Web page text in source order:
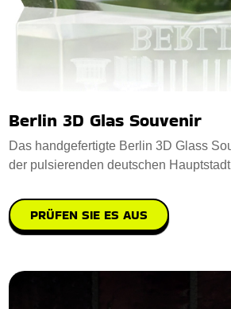
Berlin 3D Glas Souvenir
Das handgefertigte Berlin 3D Glass
der pulsierenden deutschen
PRÜFEN SIE ES AUS